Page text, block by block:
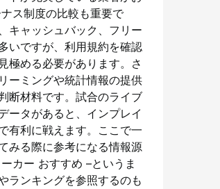
ス制度の比較も重要で
キャッシュバック、フリー
いですが、利用規約を確認
極める必要があります。さ
ーミングや統計情報の提供
断材料です。試合のライブ
ータがあると、インプレイ
有利に戦えます。ここで一
みる際に参考になる情報源
カー おすすめ –というま
ランキングを参照するのも